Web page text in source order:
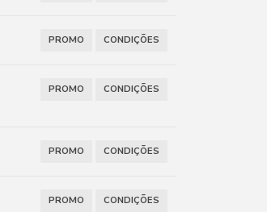
PROMO CONDIÇÕES
PROMO CONDIÇÕES
PROMO CONDIÇÕES
PROMO CONDIÇÕES